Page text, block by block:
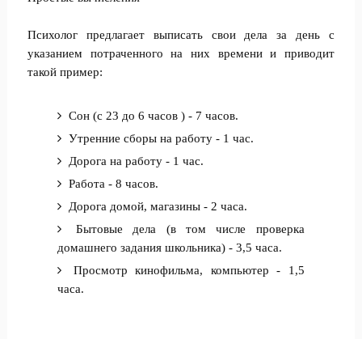
Психолог предлагает выписать свои дела за день с
указанием потраченного на них времени и приводит
такой пример:
Сон (с 23 до 6 часов ) - 7 часов.
Утренние сборы на работу - 1 час.
Дорога на работу - 1 час.
Работа - 8 часов.
Дорога домой, магазины - 2 часа.
Бытовые дела (в том числе проверка
домашнего задания школьника) - 3,5 часа.
Просмотр кинофильма, компьютер - 1,5
часа.